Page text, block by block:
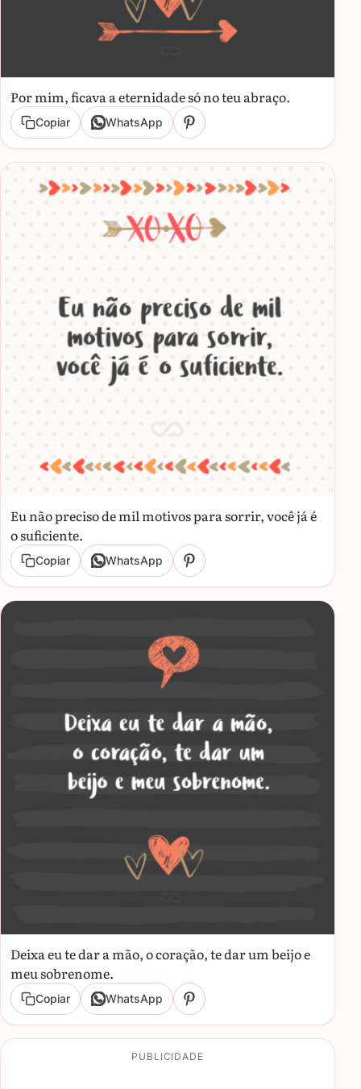
Por mim, ficava a eternidade só no teu abraço.
Copiar WhatsApp
Eu não preciso de mil motivos para sorrir, você já é
o suficiente.
Copiar WhatsApp
Deixa eu te dar a mão, o coração, te dar um beijo e
meu sobrenome.
Copiar WhatsApp
PUBLICIDADE